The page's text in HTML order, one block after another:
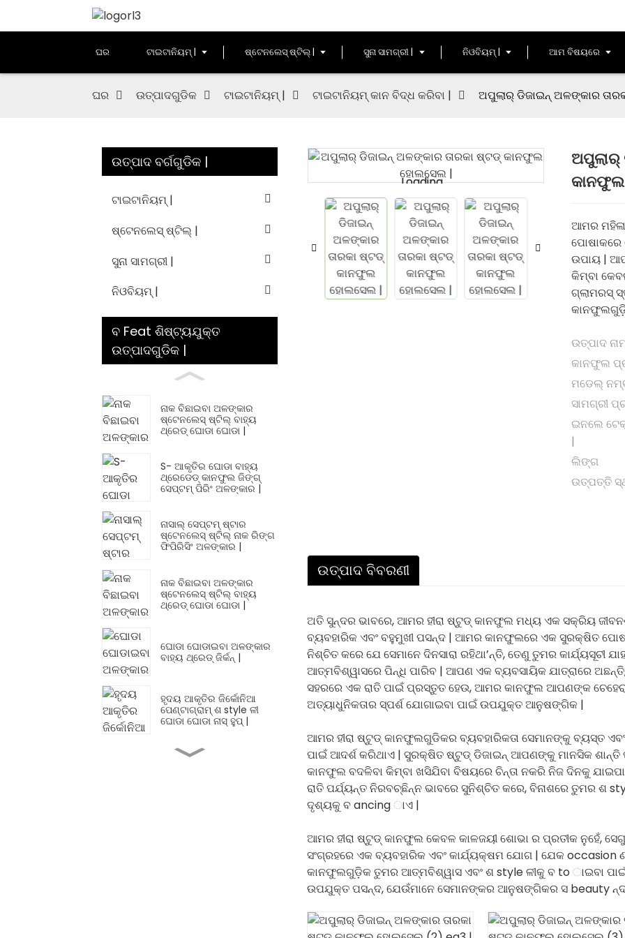
ଘର ଟାଇଟାନିୟମ୍ | ଷ୍ଟେନଲେସ୍ ଷ୍ଟିଲ୍ | ସୁନା ସାମଗ୍ରୀ | ନିଓବିୟମ୍ | ଆମ ବିଷୟରେ
ଘର ଉତ୍ପାଦଗୁଡିକ ଟାଇଟାନିୟମ୍ | ଟାଇଟାନିୟମ୍ କାନ ବିଦ୍ଧ କରିବା | ଅପୁଲାର୍ ଡିଜାଇନ୍ ଅଳଙ୍କାର
ଉତ୍ପାଦ ବର୍ଗଗୁଡିକ |
ଟାଇଟାନିୟମ୍ |
ଷ୍ଟେନଲେସ୍ ଷ୍ଟିଲ୍ |
ସୁନା ସାମଗ୍ରୀ |
ନିଓବିୟମ୍ |
ବ Feat ଶିଷ୍ଟ୍ୟଯୁକ୍ତ
ଉତ୍ପାଦଗୁଡିକ |
ନାକ ବିଛାଇବା ଅଳଙ୍କାର
ଷ୍ଟେନଲେସ୍ ଷ୍ଟିଲ୍ ବାହ୍ୟ
ଥ୍ରେଡ୍ ଘୋଡା ଘୋଡା |
S- ଆକୃତିର ଘୋଡା ବାହ୍ୟ
ଥ୍ରେଡେଡ୍ କାନଫୁଲ ଜିଙ୍ଗ୍
ସେପ୍ଟମ୍ ପିରିଂ ଅଳଙ୍କାର |
ନାସାଲ୍ ସେପ୍ଟମ୍ ଷ୍ଟାର
ଷ୍ଟେନଲେସ୍ ଷ୍ଟିଲ୍ ନାକ ରିଙ୍ଗ
ଫିପିରିସିଂ ଅଳଙ୍କାର |
ନାକ ବିଛାଇବା ଅଳଙ୍କାର
ଷ୍ଟେନଲେସ୍ ଷ୍ଟିଲ୍ ବାହ୍ୟ
ଥ୍ରେଡ୍ ଘୋଡା ଘୋଡା |
ଘୋଡା ଘୋଡାଇବା ଅଳଙ୍କାର
ବାହ୍ୟ ଥ୍ରେଡ୍ ଜିର୍କନ୍ |
ହୃଦୟ ଆକୃତିର ଜିର୍କୋନିଆ
ପେଣ୍ଟାଗ୍ରାମ୍ ଶ style ଳୀ
ଘୋଡା ଘୋଡା ନାସ୍ ହୁପ୍ |
ନାକ ଷ୍ଟଡ୍ ରାଉଣ୍ଡ କାର୍ଟିଲେଜ୍
Loading...
Loading...
ଅପୁଲାର୍
ଆମର
ପୋଷାକରେ
ଉପାୟ |
କିମ୍ବା
ଗ୍ଲାମରସ୍
ଉତ୍ପାଦ
କାନଫୁଲ
ମଡେଲ୍
ସାମଗ୍ରୀ
ଇନଲେ
|
ଲିଙ୍ଗ
ଉତ୍ପତ୍ତି
ଉତ୍ପାଦ ବିବରଣୀ
ଅତି ସୁନ୍ଦର ଭାବରେ, ଆମର ହୀରା ଷ୍ଟୁଡ୍ କାନଫୁଲ ମଧ୍ୟ ଏକ ସକ୍ରିୟ
ବ୍ୟବହାରିକ ଏବଂ ବହୁମୁଖୀ ପସନ୍ଦ | ଆମର କାନଫୁଲରେ ଏକ ସୁରକ୍ଷିତ
ନିଶ୍ଚିତ କରେ ଯେ ସେମାନେ ଦିନସାରା ରହିଥା’ନ୍ତି, ତେଣୁ ତୁମର କାର୍ଯ୍ୟସୂଚୀ
ଆତ୍ମବିଶ୍ୱାସରେ ପିନ୍ଧି ପାରିବ | ଆପଣ ଏକ ବ୍ୟବସାୟିକ ଯାତ୍ରାରେ
ସହରରେ ଏକ ରାତି ପାଇଁ ପ୍ରସ୍ତୁତ ହେଉ, ଆମର କାନଫୁଲ ଆପଣଙ୍କ
ଅତ୍ୟାଧୁନିକତାର ସ୍ପର୍ଶ ଯୋଗାଇବା ପାଇଁ ଉପଯୁକ୍ତ ଆନୁଷଙ୍ଗିକ |
ଆମର ହୀରା ଷ୍ଟୁଡ୍ କାନଫୁଲଗୁଡିକର ବ୍ୟବହାରିକତା ସେମାନଙ୍କୁ ବ୍ୟସ୍ତ
ପାଇଁ ଆଦର୍ଶ କରିଥାଏ | ସୁରକ୍ଷିତ ଷ୍ଟୁଡ୍ ଡିଜାଇନ୍ ଆପଣଙ୍କୁ ମାନସିକ ଶାନ୍ତି
କାନଫୁଲ ବଦଳିବା କିମ୍ବା ଖସିଯିବା ବିଷୟରେ ଚିନ୍ତା ନକରି ନିଜ ଦିନକୁ
ରାତି ପର୍ଯ୍ୟନ୍ତ ନିରବଚ୍ଛିନ୍ନ ଭାବରେ ସୁନିଶ୍ଚିତ କରେ, ବିନାଶରେ ତୁମର ଶ
ଦୃଶ୍ୟକୁ ବ ancing ାଏ |
ଆମର ହୀରା ଷ୍ଟୁଡ୍ କାନଫୁଲ କେବଳ କାଳଜୟୀ ଶୋଭା ର ପ୍ରତୀକ ନୁହେଁ,
ସଂଗ୍ରହରେ ଏକ ବ୍ୟବହାରିକ ଏବଂ କାର୍ଯ୍ୟକ୍ଷମ ଯୋଗ | ଯେକ
କାନଫୁଲଗୁଡ଼ିକ ତୁମର ଆତ୍ମବିଶ୍ୱାସ ଏବଂ ଶ style ଳୀକୁ ବ to ାଇବା ପାଇଁ
ଉପଯୁକ୍ତ ପସନ୍ଦ, ଯେଉଁମାନେ ସେମାନଙ୍କର ଆନୁଷଙ୍ଗିକର ସ beauty